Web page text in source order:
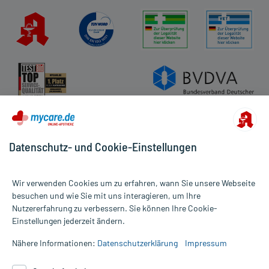
Alle Preise gelten inkl. MwSt., ggf. zzgl. Versandkosten
Informationen auf dieser Website werden ausschließlich für
die Untersuchung und Behandlung durch einen Arzt. Bitte
Datenschutz- und Cookie-Einstellungen
Wir verwenden Cookies um zu erfahren, wann Sie unsere Webseite
besuchen und wie Sie mit uns interagieren, um Ihre
Nutzererfahrung zu verbessern. Sie können Ihre Cookie-
Einstellungen jederzeit ändern.
Nähere Informationen: Datenschutzerklärung Impressum